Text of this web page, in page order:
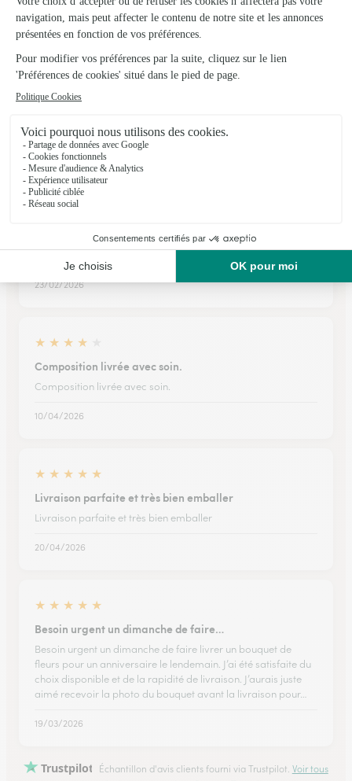
77, rue de Seloncourt
Voir la boutique
Ils ont fait livrer des fleurs ou une plante à
Branne
★ ★ ★ ★
23/02/2026
★ ★ ★ ★
Composition livrée avec soin.
Composition livrée avec soin.
10/04/2026
★ ★ ★ ★ ★
Livraison parfaite et très bien emballer
Livraison parfaite et très bien emballer
20/04/2026
★ ★ ★ ★ ★
Besoin urgent un dimanche de faire…
Besoin urgent un dimanche de faire livrer un bouquet de
fleurs pour un anniversaire le lendemain. J’ai été satisfaite du
choix disponible et de la rapidité de livraison. J’aurais juste
aimé recevoir la photo du bouquet avant la livraison pour…
19/03/2026
Trustpilot Échantillon d'avis clients fourni via Trustpilot. Voir tous